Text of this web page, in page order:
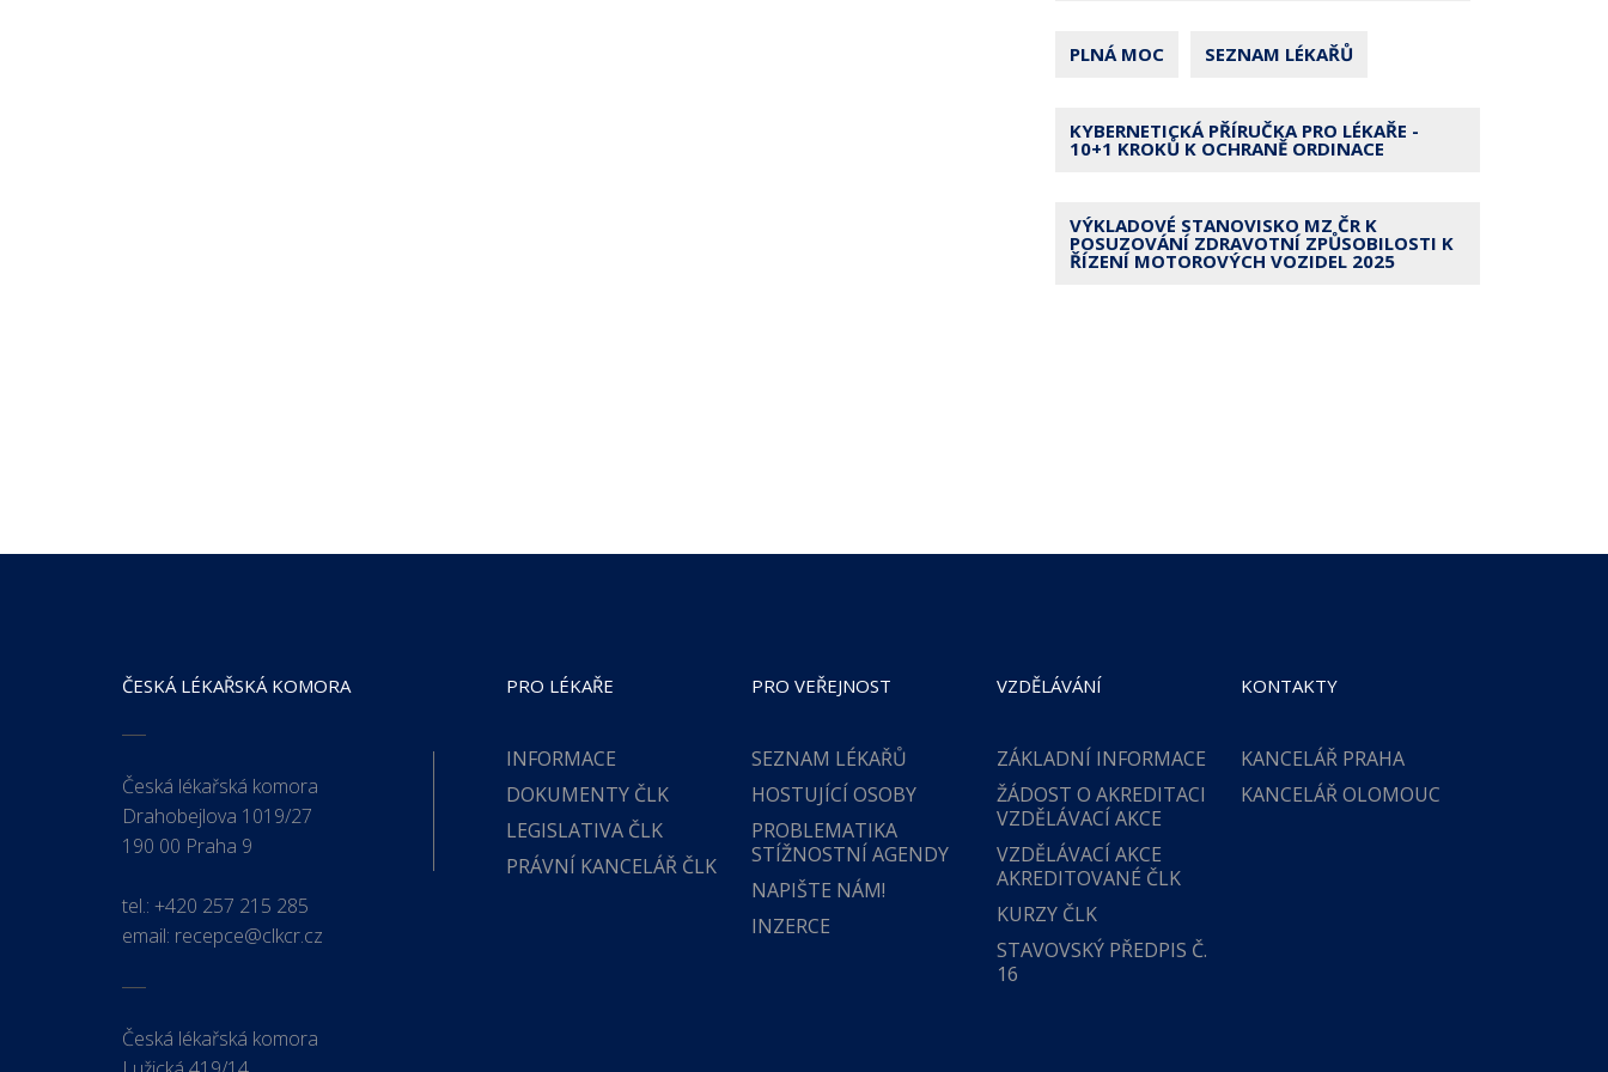
PLNÁ MOC SEZNAM LÉKAŘŮ
KYBERNETICKÁ PŘÍRUČKA PRO LÉKAŘE -
10+1 KROKŮ K OCHRANĚ ORDINACE
VÝKLADOVÉ STANOVISKO MZ ČR K
POSUZOVÁNÍ ZDRAVOTNÍ ZPŮSOBILOSTI K
ŘÍZENÍ MOTOROVÝCH VOZIDEL 2025
ČESKÁ LÉKAŘSKÁ KOMORA
Česká lékařská komora
Drahobejlova 1019/27
190 00 Praha 9
tel.: +420 257 215 285
email: recepce@clkcr.cz
Česká lékařská komora
PRO LÉKAŘE
INFORMACE
DOKUMENTY ČLK
LEGISLATIVA ČLK
PRÁVNÍ KANCELÁŘ ČLK
PRO VEŘEJNOST
SEZNAM LÉKAŘŮ
HOSTUJÍCÍ OSOBY
PROBLEMATIKA
STÍŽNOSTNÍ AGENDY
NAPIŠTE NÁM!
INZERCE
VZDĚLÁVÁNÍ
ZÁKLADNÍ INFORMACE
ŽÁDOST O AKREDITACI
VZDĚLÁVACÍ AKCE
VZDĚLÁVACÍ AKCE
AKREDITOVANÉ ČLK
KURZY ČLK
STAVOVSKÝ PŘEDPIS Č.
16
KONTAKTY
KANCELÁŘ PRAHA
KANCELÁŘ OLOMOUC